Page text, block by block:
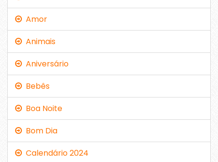
Amor
Animais
Aniversário
Bebês
Boa Noite
Bom Dia
Calendário 2024